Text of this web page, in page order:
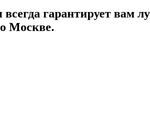
гарантирует вам
Москве.